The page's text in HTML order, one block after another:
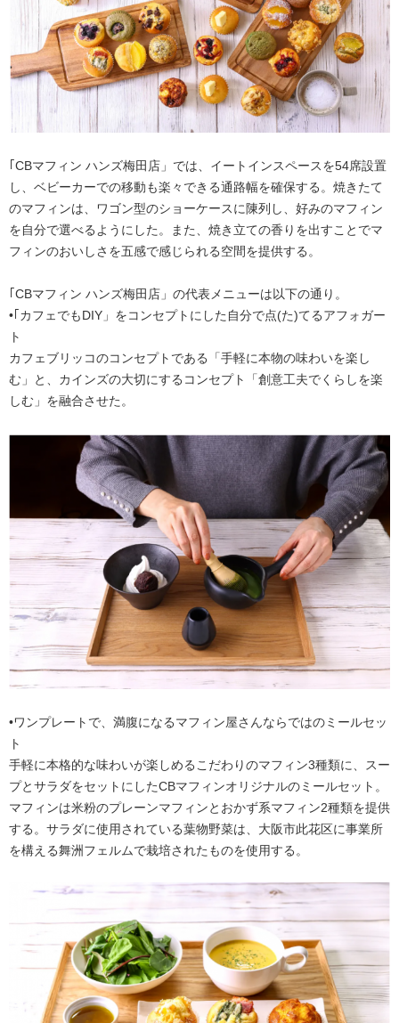
｢CBマフィン ハンズ梅田店」では、イートインスペースを54席設置
し、ベビーカーでの移動も楽々できる通路幅を確保する。焼きたて
のマフィンは、ワゴン型のショーケースに陳列し、好みのマフィン
を自分で選べるようにした。また、焼き立ての香りを出すことでマ
フィンのおいしさを五感で感じられる空間を提供する。
｢CBマフィン ハンズ梅田店」の代表メニューは以下の通り。
•｢カフェでもDIY」をコンセプトにした自分で点(た)てるアフォガー
ト
カフェブリッコのコンセプトである「手軽に本物の味わいを楽し
む」と、カインズの大切にするコンセプト「創意工夫でくらしを楽
しむ」を融合させた。
•ワンプレートで、満腹になるマフィン屋さんならではのミールセッ
ト
手軽に本格的な味わいが楽しめるこだわりのマフィン3種類に、スー
プとサラダをセットにしたCBマフィンオリジナルのミールセット。
マフィンは米粉のプレーンマフィンとおかず系マフィン2種類を提供
する。サラダに使用されている葉物野菜は、大阪市此花区に事業所
を構える舞洲フェルムで栽培されたものを使用する。